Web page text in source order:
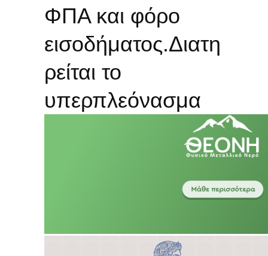
ΦΠΑ και φόρο
εισοδήματος.Διατη
ρείται το
υπερπλεόνασμα